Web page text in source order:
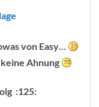
von Easy…
Ahnung
:125: